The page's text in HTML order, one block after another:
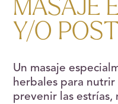
MASAJE
Y/O
Un masaje
herbales para
prevenir las estrías,